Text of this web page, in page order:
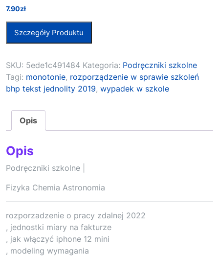
7.90zł
Szczegóły Produktu
SKU: 5ede1c491484 Kategoria: Podręczniki szkolne
Tagi: monotonie, rozporządzenie w sprawie szkoleń
bhp tekst jednolity 2019, wypadek w szkole
Opis
Opis
Podręczniki szkolne |
Fizyka Chemia Astronomia
rozporzadzenie o pracy zdalnej 2022
, jednostki miary na fakturze
, jak włączyć iphone 12 mini
, modeling wymagania